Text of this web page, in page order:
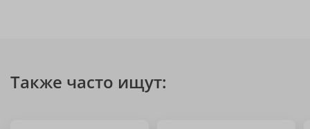
Также часто ищут: